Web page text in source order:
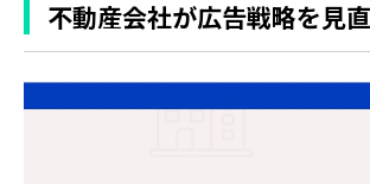
不動産会社が広告戦略を見